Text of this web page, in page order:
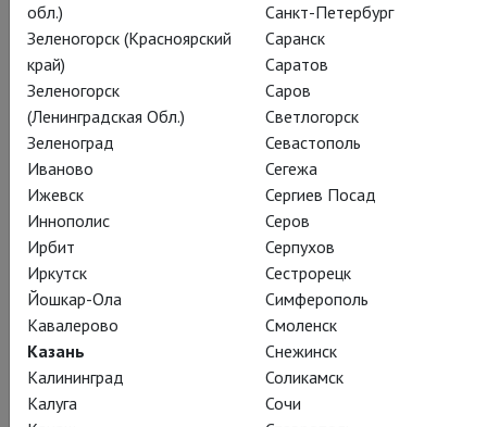
Джузеппе Верди
Оперный фестиваль в
Санкт-Маргаретен:
Набукко
St. Margarethen: Nabucco
Ветхозаветная история в натуральную
величину
«Набукко» Джузеппе Верди благодаря своему библейскому
масштабу требует надлежащих пространства и фона. И
постановка в Санкт-Маргаретен превосходно
обл.)
Зеленогорск (Красноярский
край)
Зеленогорск
(Ленинградская Обл.)
Зеленоград
Иваново
Ижевск
Иннополис
Ирбит
Иркутск
Йошкар-Ола
Кавалерово
Казань
Калининград
Калуга
Санкт-Петербург
Саранск
Саратов
Саров
Светлогорск
Севастополь
Сегежа
Сергиев Посад
Серов
Серпухов
Сестрорецк
Симферополь
Смоленск
Снежинск
Соликамск
Сочи